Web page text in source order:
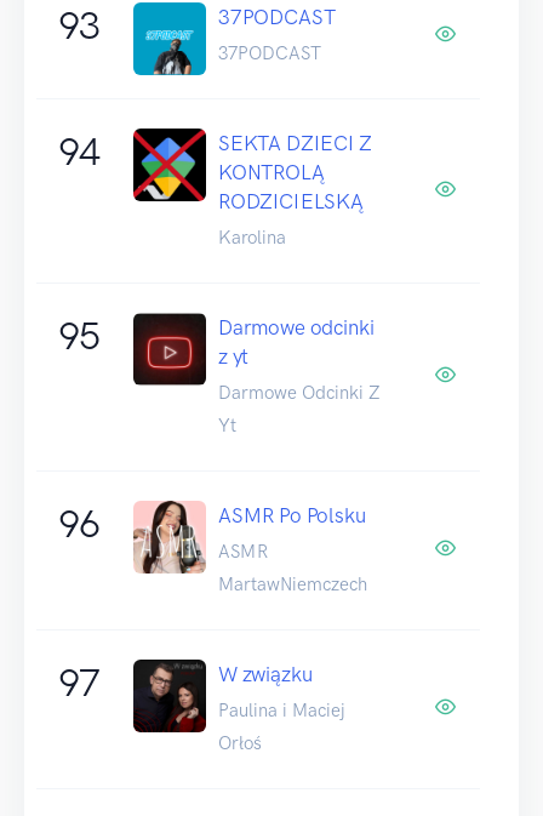
93 37PODCAST
37PODCAST
94
SEKTA DZIECI Z
KONTROLĄ
RODZICIELSKĄ
Karolina
95
Darmowe odcinki
z yt
Darmowe Odcinki Z
Yt
96 ASMR Po Polsku
ASMR
MartawNiemczech
97 W związku
Paulina i Maciej
Orłoś